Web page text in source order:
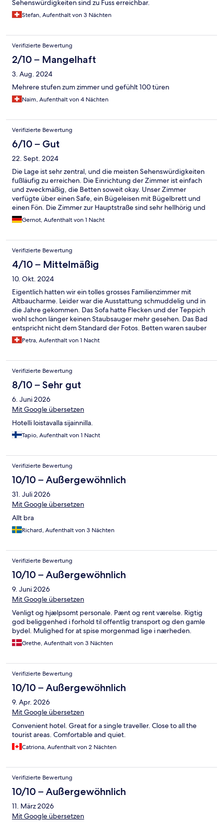
Sehenswürdigkeiten sind zu Fuss erreichbar.
Stefan, Aufenthalt von 3 Nächten
Verifizierte Bewertung
2/10 – Mangelhaft
3. Aug. 2024
Mehrere stufen zum zimmer und gefühlt 100 türen
Naim, Aufenthalt von 4 Nächten
Verifizierte Bewertung
6/10 – Gut
22. Sept. 2024
Die Lage ist sehr zentral, und die meisten Sehenswürdigkeiten
fußläufig zu erreichen. Die Einrichtung der Zimmer ist einfach
und zweckmäßig, die Betten soweit okay. Unser Zimmer
verfügte über einen Safe, ein Bügeleisen mit Bügelbrett und
einen Fön. Die Zimmer zur Hauptstraße sind sehr hellhörig und
somit laut, es gibt jedoch gratis Ohrstöpsel an der Rezeption.
Frühstück ist nicht möglich, jedoch ist das durch die zentrale
Das Personal ist sehr nett und hilfsbereit und für einen
Kurzaufenthalt ist das Hotel durchaus zu empfehlen.
Gernot, Aufenthalt von 1 Nacht
Verifizierte Bewertung
4/10 – Mittelmäßig
10. Okt. 2024
Eigentlich hatten wir ein tolles grosses Familienzimmer mit
Altbaucharme. Leider war die Ausstattung schmuddelig und in
die Jahre gekommen. Das Sofa hatte Flecken und der Teppich
wohl schon länger keinen Staubsauger mehr gesehen. Das Bad
entspricht nicht dem Standard der Fotos. Betten waren sauber
und bequem. Echt schade, dass nicht mehr sorge getragen
wird zu dem alten Gebäude an top Lage. Eine Nacht war ok, ich
Petra, Aufenthalt von 1 Nacht
Verifizierte Bewertung
8/10 – Sehr gut
6. Juni 2026
Mit Google übersetzen
Hotelli loistavalla sijainnilla.
Tapio, Aufenthalt von 1 Nacht
Verifizierte Bewertung
10/10 – Außergewöhnlich
31. Juli 2026
Mit Google übersetzen
Allt bra
Richard, Aufenthalt von 3 Nächten
Verifizierte Bewertung
10/10 – Außergewöhnlich
9. Juni 2026
Mit Google übersetzen
Venligt og hjælpsomt personale. Pænt og rent værelse. Rigtig
god beliggenhed i forhold til offentlig transport og den gamle
bydel. Mulighed for at spise morgenmad lige i nærheden.
Grethe, Aufenthalt von 3 Nächten
Verifizierte Bewertung
10/10 – Außergewöhnlich
9. Apr. 2026
Mit Google übersetzen
Convenient hotel. Great for a single traveller. Close to all the
tourist areas. Comfortable and quiet.
Catriona, Aufenthalt von 2 Nächten
Verifizierte Bewertung
10/10 – Außergewöhnlich
11. März 2026
Mit Google übersetzen